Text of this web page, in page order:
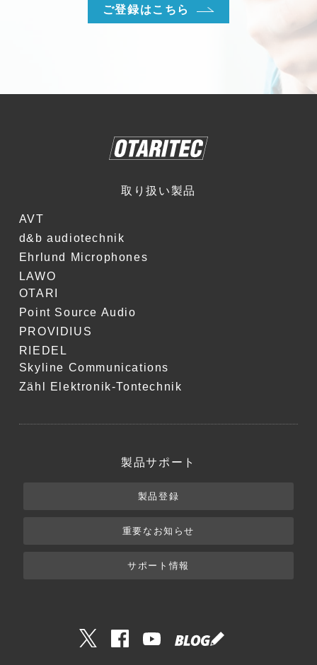
ご登録はこちら
取り扱い製品
AVT
d&b audiotechnik
Ehrlund Microphones
LAWO
OTARI
Point Source Audio
PROVIDIUS
RIEDEL
Skyline Communications
Zähl Elektronik-Tontechnik
製品サポート
製品登録
重要なお知らせ
サポート情報